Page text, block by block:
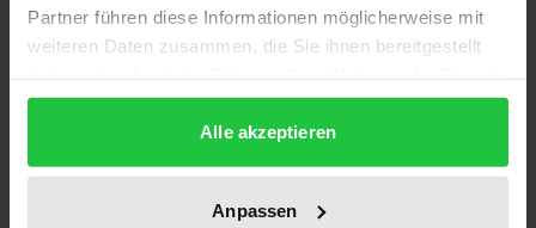
Partner führen diese Informationen möglicherweise mit
weiteren Daten zusammen, die Sie ihnen bereitgestellt
gesammelt haben.
Alle akzeptieren
Anpassen
Mit Beiträgen von
Alexander Akel, Christopher Albrecht, Prof. Dr.
Bergsdorf, Prof. em. Dr. Dr. h. c. Wilfried von Bredow,
Stefan Brieger, Prof. Dr. Hubertus Buchstein, Kristina
Chmelar, PD Dr. Martin Cüppers, Prof. Dr. Frank